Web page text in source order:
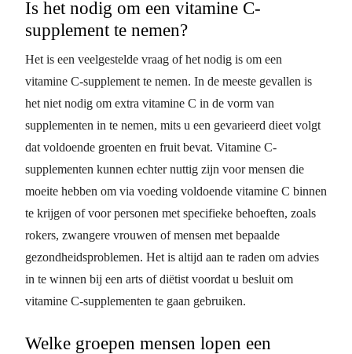
Is het nodig om een vitamine C-
supplement te nemen?
Het is een veelgestelde vraag of het nodig is om een
vitamine C-supplement te nemen. In de meeste gevallen is
het niet nodig om extra vitamine C in de vorm van
supplementen in te nemen, mits u een gevarieerd dieet volgt
dat voldoende groenten en fruit bevat. Vitamine C-
supplementen kunnen echter nuttig zijn voor mensen die
moeite hebben om via voeding voldoende vitamine C binnen
te krijgen of voor personen met specifieke behoeften, zoals
rokers, zwangere vrouwen of mensen met bepaalde
gezondheidsproblemen. Het is altijd aan te raden om advies
in te winnen bij een arts of diëtist voordat u besluit om
vitamine C-supplementen te gaan gebruiken.
Welke groepen mensen lopen een